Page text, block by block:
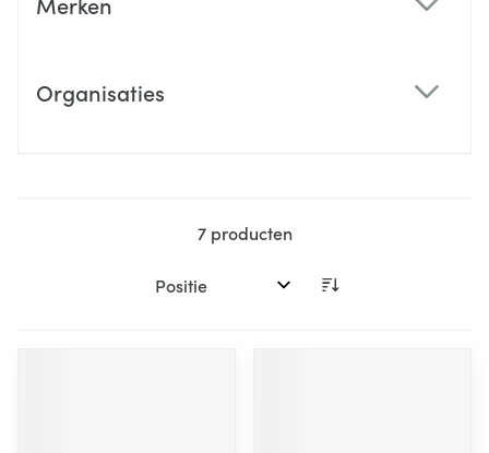
Organisaties
7producten
Sorteer op: